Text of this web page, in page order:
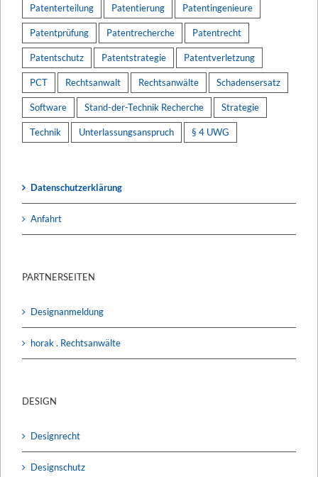
Patenterteilung Patentierung Patentingenieure
Patentprüfung Patentrecherche Patentrecht
Patentschutz Patentstrategie Patentverletzung
PCT Rechtsanwalt Rechtsanwälte Schadensersatz
Software Stand-der-Technik Recherche Strategie
Technik Unterlassungsanspruch § 4 UWG
Datenschutzerklärung
Anfahrt
PARTNERSEITEN
Designanmeldung
horak . Rechtsanwälte
DESIGN
Designrecht
Designschutz